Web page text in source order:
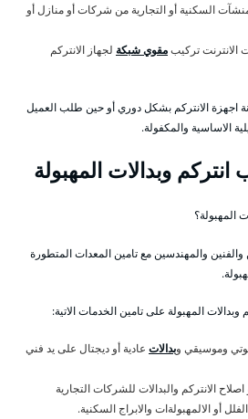
السكنية أو التجارية من شركات أو منازل أو
الانترنت تركيبمقوي شبكة لجهاز الانتركم
اجهزة الانتركم بشكل دوري أو حين طلب العميل
الاساسية والمكفولة.
وبدالات المهبولة
المهبولة؟
والمهندسين مع تامين المعدات المتطورة
المهبولة على تامين الخدمات الاتية:
وموسيقي وبدالات عادية أو ديجتال على يد فني
الانتركم والبدالات للشركات التجارية
أو الالمهبولةات والابراج السكنية.